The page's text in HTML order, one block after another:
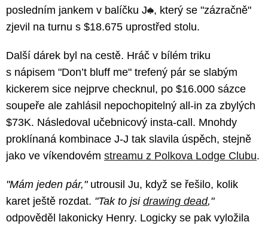
posledním jankem v balíčku J
, který se "zázračně"
zjevil na turnu s $18.675 uprostřed stolu.
Další dárek byl na cestě. Hráč v bílém triku
s nápisem "Don’t bluff me" trefený pár se slabým
kickerem sice nejprve checknul, po $16.000 sázce
soupeře ale zahlásil nepochopitelný all-in za zbylých
$73K. Následoval učebnicový insta-call. Mnohdy
proklínaná kombinace J-J tak slavila úspěch, stejně
jako ve víkendovém streamu z Polkova Lodge Clubu.
"Mám jeden pár,"utrousil Ju, když se řešilo, kolik
karet ještě rozdat. "Tak to jsi drawing dead,"
odpověděl lakonicky Henry. Logicky se pak vyložila